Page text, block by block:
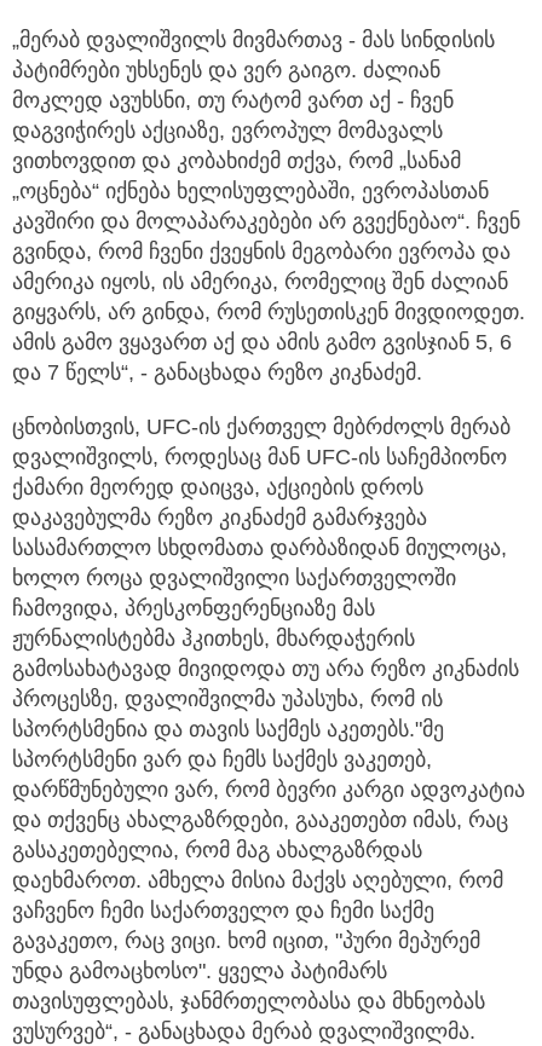
„მერაბ დვალიშვილს მივმართავ - მას სინდისის
პატიმრები უხსენეს და ვერ გაიგო. ძალიან
მოკლედ ავუხსნი, თუ რატომ ვართ აქ - ჩვენ
დაგვიჭირეს აქციაზე, ევროპულ მომავალს
ვითხოვდით და კობახიძემ თქვა, რომ „სანამ
„ოცნება“ იქნება ხელისუფლებაში, ევროპასთან
კავშირი და მოლაპარაკებები არ გვექნებაო“. ჩვენ
გვინდა, რომ ჩვენი ქვეყნის მეგობარი ევროპა და
ამერიკა იყოს, ის ამერიკა, რომელიც შენ ძალიან
გიყვარს, არ გინდა, რომ რუსეთისკენ მივდიოდეთ.
ამის გამო ვყავართ აქ და ამის გამო გვისჯიან 5, 6
და 7 წელს“, - განაცხადა რეზო კიკნაძემ.
ცნობისთვის, UFC-ის ქართველ მებრძოლს მერაბ
დვალიშვილს, როდესაც მან UFC-ის საჩემპიონო
ქამარი მეორედ დაიცვა, აქციების დროს
დაკავებულმა რეზო კიკნაძემ გამარჯვება
სასამართლო სხდომათა დარბაზიდან მიულოცა,
ხოლო როცა დვალიშვილი საქართველოში
ჩამოვიდა, პრესკონფერენციაზე მას
ჟურნალისტებმა ჰკითხეს, მხარდაჭერის
გამოსახატავად მივიდოდა თუ არა რეზო კიკნაძის
პროცესზე, დვალიშვილმა უპასუხა, რომ ის
სპორტსმენია და თავის საქმეს აკეთებს."მე
სპორტსმენი ვარ და ჩემს საქმეს ვაკეთებ,
დარწმუნებული ვარ, რომ ბევრი კარგი ადვოკატია
და თქვენც ახალგაზრდები, გააკეთებთ იმას, რაც
გასაკეთებელია, რომ მაგ ახალგაზრდას
დაეხმაროთ. ამხელა მისია მაქვს აღებული, რომ
ვაჩვენო ჩემი საქართველო და ჩემი საქმე
გავაკეთო, რაც ვიცი. ხომ იცით, "პური მეპურემ
უნდა გამოაცხოსო". ყველა პატიმარს
თავისუფლებას, ჯანმრთელობასა და მხნეობას
ვუსურვებ“, - განაცხადა მერაბ დვალიშვილმა.